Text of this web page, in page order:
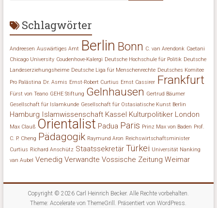
Schlagwörter
Andreesen Auswärtiges Amt Berlin Bonn C. van Arendonk Caetani
Chicago University Coudenhove-Kalergi Deutsche Hochschule für Politik Deutsche
Landeserziehungsheime Deutsche Liga für Menschenrechte Deutsches Komitee
Pro Palästina Dr. Asmis Ernst-Robert Curtius Ernst Cassirer Frankfurt
Fürst von Teano GEHE Stiftung Gelnhausen Gertrud Bäumer
Gesellschaft für Islamkunde Gesellschaft für Ostasiatische Kunst Berlin
Hamburg Islamwissenschaft Kassel Kulturpolitiker London
Max Clauß Orientalist Padua Paris Prinz Max von Baden Prof.
C. P. Cheng Pädagogik Raymund Aron Reichswirtschaftsminister
Curtius Richard Anschütz Staatssekretär Türkei Universität Nanking
van Aubel Venedig Verwandte Vossische Zeitung Weimar
Copyright © 2026 Carl Heinrich Becker. Alle Rechte vorbehalten.
Theme:Accelerate von ThemeGrill. Präsentiert vonWordPress.